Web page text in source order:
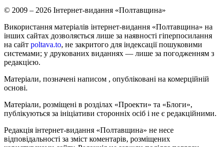
© 2009 – 2026 Інтернет-видання «Полтавщина»
Використання матеріалів інтернет-видання «Полтавщина» на
інших сайтах дозволяється лише за наявності гіперпосилання
на сайт poltava.to, не закритого для індексації пошуковими
системами; у друкованих виданнях — лише за погодженням з
редакцією.
Матеріали, позначені написом , опубліковані на комерційній
основі.
Матеріали, розміщені в розділах «Проекти» та «Блоги»,
публікуються за ініціативи сторонніх осіб і не є редакційними.
Редакція інтернет-видання «Полтавщина» не несе
відповідальності за зміст коментарів, розміщених